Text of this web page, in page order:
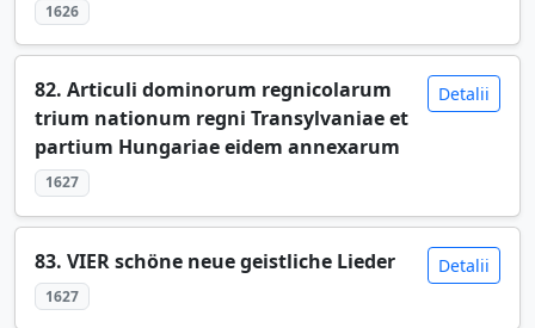
1626
82. Articuli dominorum regnicolarum
trium nationum regni Transylvaniae et
partium Hungariae eidem annexarum
1627
Detalii
83. VIER schöne neue geistliche Lieder
1627
Detalii